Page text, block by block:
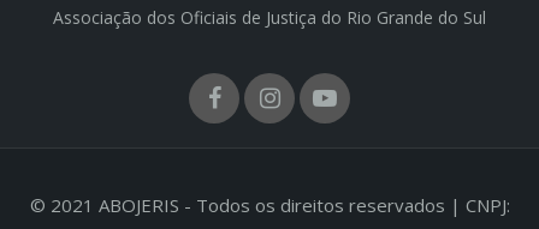
Associação dos Oficiais de Justiça do Rio Grande do Sul
FacebookInstagram
Youtube
© 2021 ABOJERIS - Todos os direitos reservados | CNPJ: